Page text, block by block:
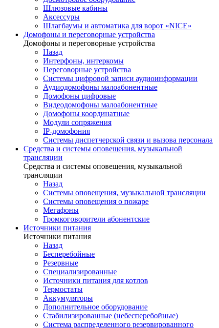
Шлюзовые кабины
Аксессуры
Шлагбаумы и автоматика для ворот «NICE»
Домофоны и переговорные устройства
Домофоны и переговорные устройства
Назад
Интерфоны, интеркомы
Переговорные устройства
Системы цифровой записи аудиоинформации
Аудиодомофоны малоабонентные
Домофоны цифровые
Видеодомофоны малоабонентные
Домофоны координатные
Модули сопряжения
IP-домофония
Системы диспетчерской связи и вызова персонала
Средства и системы оповещения, музыкальной
трансляции
Средства и системы оповещения, музыкальной
трансляции
Назад
Системы оповещения, музыкальной трансляции
Системы оповещения о пожаре
Мегафоны
Громкоговорители абонентские
Источники питания
Источники питания
Назад
Бесперебойные
Резервные
Специализированные
Источники питания для котлов
Термостаты
Аккумуляторы
Дополнительное оборудование
Стабилизированные (небесперебойные)
Система распределенного резервированного